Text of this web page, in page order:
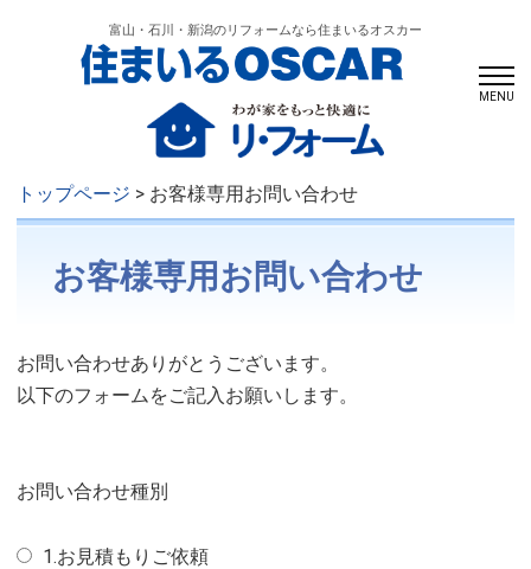
富山・石川・新潟のリフォームなら住まいるオスカー
MENU
トップページ > お客様専用お問い合わせ
お客様専用お問い合わせ
お問い合わせありがとうございます。
以下のフォームをご記入お願いします。
お問い合わせ種別
1.お見積もりご依頼